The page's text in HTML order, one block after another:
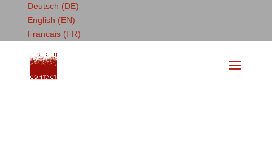
Deutsch (DE)
English (EN)
Francais (FR)